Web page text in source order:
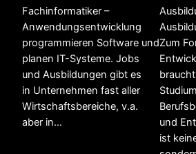
Fachinformatiker –
Anwendungsentwicklung
programmieren Software und
planen IT-Systeme. Jobs
und Ausbildungen gibt es
in Unternehmen fast aller
Wirtschaftsbereiche, v.a.
aber in…
Zum
und
ist